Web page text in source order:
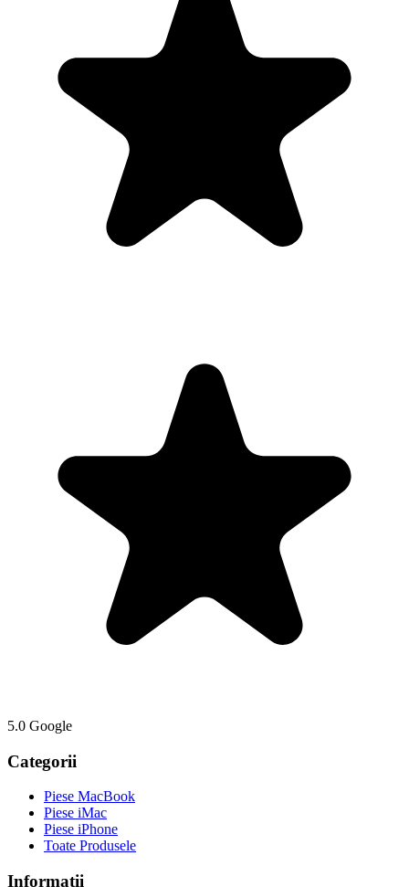
5.0 Google
Categorii
Piese MacBook
Piese iMac
Piese iPhone
Toate Produsele
Informații